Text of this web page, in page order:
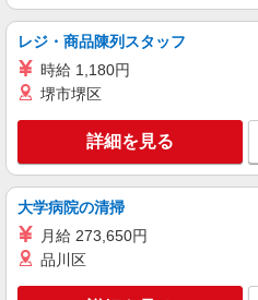
船橋二和病
キープ
パナソニック エイジフリーハウス
看護師／サ高
夜勤なし
★★上記時給に
★★ ※一律処遇改
〇土日祝勤務手
年末年始勤務手
パナソニッ
台 千葉県船橋
レジ・商品陳列スタッフ
時給 1,180円
堺市堺区
詳細を見る
大学病院の清掃
月給 273,650円
品川区